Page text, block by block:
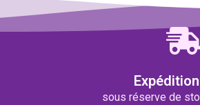
sous réserve de